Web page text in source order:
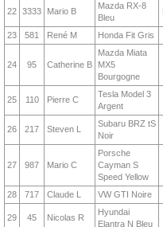
22 3333 Mario B
Mazda RX-8
Bleu
23 581 René M Honda Fit Gris
24 95 Catherine B
Mazda Miata
MX5
Bourgogne
25 110 Pierre C
Tesla Model 3
Argent
26 217 Steven L
Subaru BRZ tS
Noir
27 987 Mario C
Porsche
Cayman S
Speed Yellow
28 717 Claude L VW GTI Noire
29 45 Nicolas R
Hyundai
Elantra N Bleu